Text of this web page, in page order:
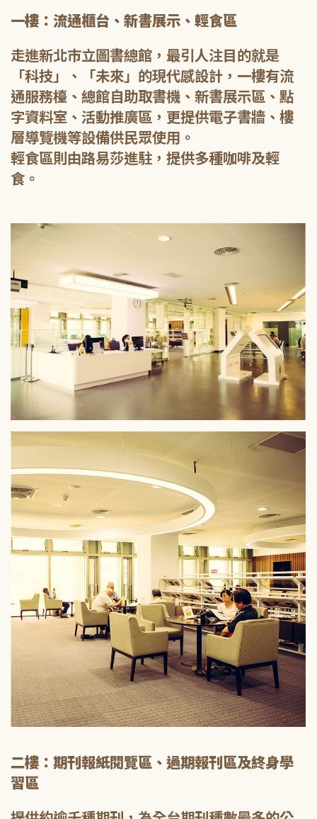
一樓：流通櫃台、新書展示、輕食區
走進新北市立圖書總館，最引人注目的就是
「科技」、「未來」的現代感設計，一樓有流
通服務檯、總館自助取書機、新書展示區、點
字資料室、活動推廣區，更提供電子書牆、樓
層導覽機等設備供民眾使用。
輕食區則由路易莎進駐，提供多種咖啡及輕
食。
二樓：期刊報紙閱覽區、過期報刊區及終身學
習區